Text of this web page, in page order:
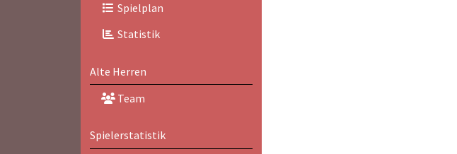
Spielplan
Statistik
Alte Herren
Team
Spielerstatistik